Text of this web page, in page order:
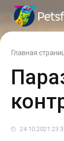
Главная
24.10.2021